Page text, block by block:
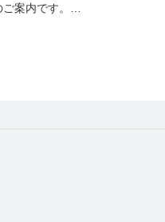
案内です。…